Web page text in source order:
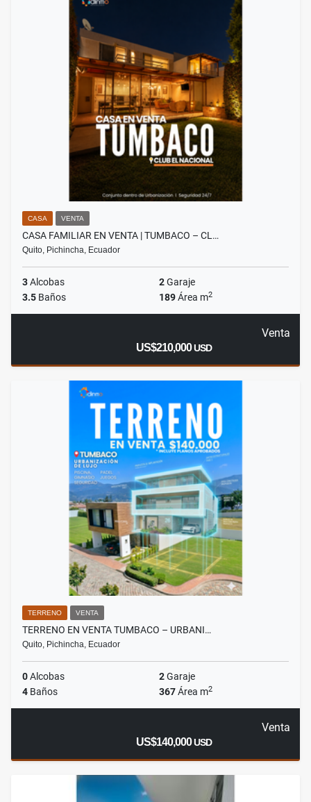
CASA VENTA
CASA FAMILIAR EN VENTA | TUMBACO – CL…
Quito, Pichincha, Ecuador
3Alcobas 2Garaje
3.5 Baños 189Área m2
Venta
US$210,000USD
TERRENO VENTA
TERRENO EN VENTA TUMBACO – URBANI…
Quito, Pichincha, Ecuador
0Alcobas 2Garaje
4 Baños 367Área m2
Venta
US$140,000USD